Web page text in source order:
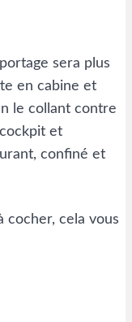
sera plus
en cabine et
le collant contre
et
confiné et
cocher, cela vous